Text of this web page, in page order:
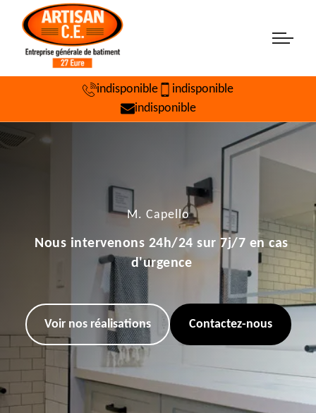
indisponible
indisponible
indisponible
M. Capello
Nous intervenons 24h/24 sur 7j/7 en cas
d'urgence
Voir nos réalisations Contactez-nous